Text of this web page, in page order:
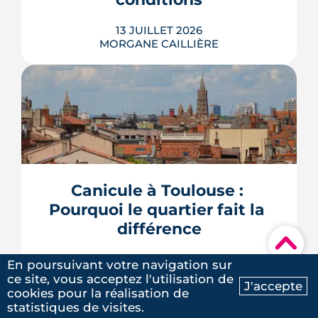
Ma recherche Contactez-nous
▾
5/5
Laure G.| le 20 Mai 2025
13 JUILLET 2026
MORGANE CAILLIÈRE
Avec le vote du Sénat du 8 juillet, un
logement classé F ou G pourra rester
en location sous conditions de travaux.
Que faut-il en retenir quand on
des lieux des règles, des échéances et
des marges de manœuvre.
LIRE L'ARTICLE
Canicule à Toulouse :
Pourquoi le quartier fait la
différence
09 JUILLET 2026
MORGANE CAILLIÈRE
En poursuivant votre navigation sur
ce site, vous acceptez l'utilisation de
cookies pour la réalisation de
statistiques de visites.
J'accepte